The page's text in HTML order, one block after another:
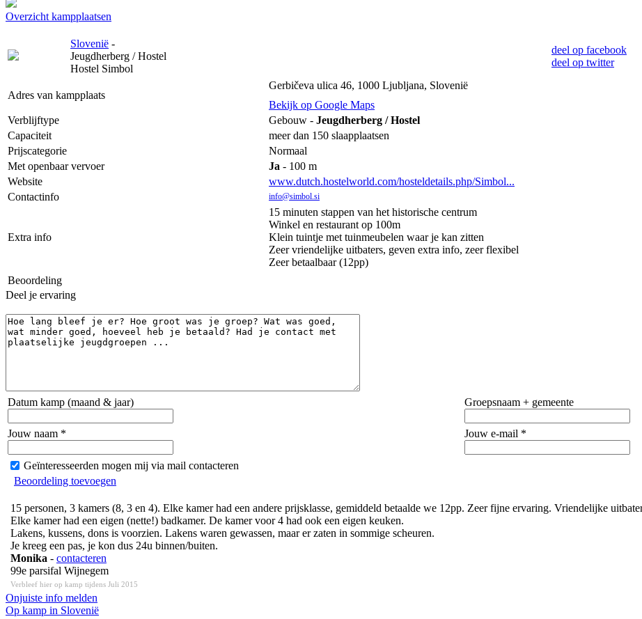
Overzicht kampplaatsen
Slovenië -
Jeugdherberg / Hostel
Hostel Simbol
deel op facebook
deel op twitter
Adres van kampplaats
Gerbičeva ulica 46, 1000 Ljubljana, Slovenië
Bekijk op Google Maps
Verblijftype
Gebouw - Jeugdherberg / Hostel
Capaciteit
meer dan 150 slaapplaatsen
Prijscategorie
Normaal
Met openbaar vervoer
Ja - 100 m
Website
www.dutch.hostelworld.com/hosteldetails.php/Simbol...
Contactinfo
info@simbol.si
Extra info
15 minuten stappen van het historische centrum
Winkel en restaurant op 100m
Klein tuintje met tuinmeubelen waar je kan zitten
Zeer vriendelijke uitbaters, geven extra info, zeer flexibel
Zeer betaalbaar (12pp)
Beoordeling
Deel je ervaring
Datum kamp (maand & jaar) Groepsnaam + gemeente
Jouw naam * Jouw e-mail *
Geïnteresseerden mogen mij via mail contacteren
Beoordeling toevoegen
15 personen, 3 kamers (8, 3 en 4). Elke kamer had een andere prijsklasse, gemiddeld betaalde we 12pp. Zeer fijne ervaring. Vriendelijke
Elke kamer had een eigen (nette!) badkamer. De kamer voor 4 had ook een eigen keuken.
Lakens, kussens, dons is voorzien. Lakens waren gewassen, maar er zaten in sommige scheuren.
Je kreeg een pas, je kon dus 24u binnen/buiten.
Monika - contacteren
99e parsifal Wijnegem
Verbleef hier op kamp tijdens Juli 2015
Onjuiste info melden
Op kamp in Slovenië